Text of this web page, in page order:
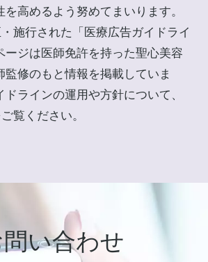
高めるよう努めてまいります。
施行された「医療広告ガイドライ
ージは医師免許を持った聖心美容
監修のもと情報を掲載していま
ラインの運用や方針について、
覧ください。
い合わせ